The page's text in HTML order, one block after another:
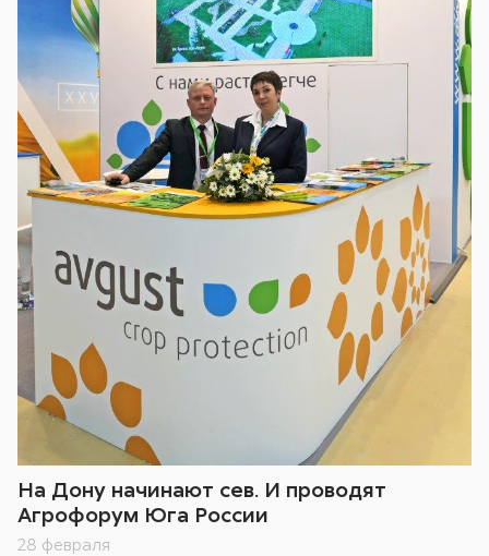
На Дону начинают сев. И проводят
Агрофорум Юга России
28 февраля